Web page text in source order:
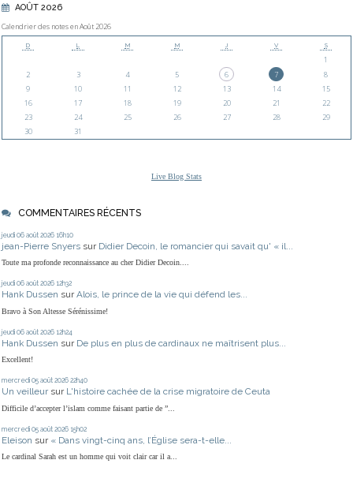
AOÛT 2026
Calendrier des notes en Août 2026
D L M M J V S
1
2
3 4 5 6 7
8
9
10 11 12 13 14
15
16
17 18 19 20 21
22
23
24 25 26 27 28
29
30
31
Live Blog Stats
COMMENTAIRES RÉCENTS
jeudi 06 août 2026 16h10
jean-Pierre Snyers sur Didier Decoin, le romancier qui savait qu' « il...
Toute ma profonde reconnaissance au cher Didier Decoin....
jeudi 06 août 2026 12h32
Hank Dussen sur Alois, le prince de la vie qui défend les...
Bravo à Son Altesse Sérénissime!
jeudi 06 août 2026 12h24
Hank Dussen sur De plus en plus de cardinaux ne maîtrisent plus...
Excellent!
mercredi 05 août 2026 22h40
Un veilleur sur L'histoire cachée de la crise migratoire de Ceuta
Difficile d’accepter l’islam comme faisant partie de ”...
mercredi 05 août 2026 15h02
Eleison sur « Dans vingt-cinq ans, l’Église sera-t-elle...
Le cardinal Sarah est un homme qui voit clair car il a...